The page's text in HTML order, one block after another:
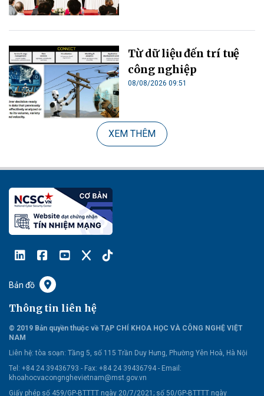
Từ dữ liệu đến trí tuệ
công nghiệp
08/08/2026 09:51
XEM THÊM
Bản đồ
Thông tin liên hệ
© 2019 Bản quyền thuộc về TẠP CHÍ KHOA HỌC VÀ CÔNG NGHỆ VIỆT
NAM
Liên hệ: tòa soạn: Tầng 5, số 115 Trần Duy Hưng, Phường Yên Hoà, Hà Nội
Tel: +84 24 39436793 - Fax: +84 24 39436794 - Email:
khoahocvacongnghevietnam@mst.gov.vn
Giấy phép số 459/GP-BTTTT ngày 20/7/2021; số 50/GP-BTTTT ngày